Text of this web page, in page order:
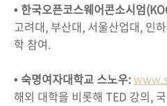
• 한국오픈코스웨어콘소시엄
고려대, 부산대, 서울산업대, 인
학 참여.
• 숙명여자대학교 스노우:
해외 대학을 비롯해 TED 강의,